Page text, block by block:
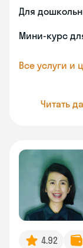
Для
Мини-курс
Все услуги и
Читать
4.92